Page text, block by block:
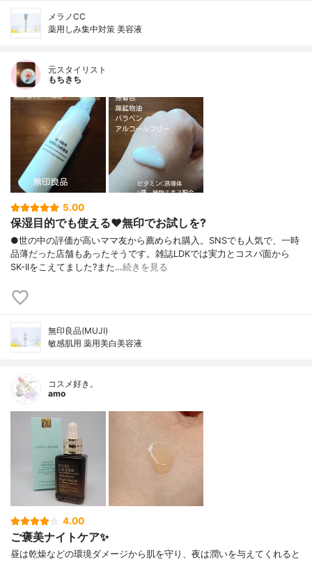
メラノCC
薬用しみ集中対策 美容液
元スタイリスト
もちきち
5.00
保湿目的でも使える♥️無印でお試しを?
●世の中の評価が高いママ友から薦められ購入。SNSでも人気で、一時
品薄だった店舗もあったそうです。雑誌LDKでは実力とコスパ面から
SK-IIをこえてました?また…続きを見る
無印良品(MUJI)
敏感肌用 薬用美白美容液
コスメ好き。
amo
4.00
ご褒美ナイトケア✨
昼は乾燥などの環境ダメージから肌を守り、夜は潤いを与えてくれると